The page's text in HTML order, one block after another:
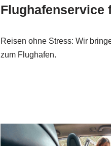
Flughafenservice
Reisen ohne Stress: Wir
zum Flughafen.